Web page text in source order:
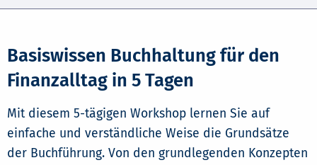
Basiswissen Buchhaltung für den
Finanzalltag in 5 Tagen
Mit diesem 5-tägigen Workshop lernen Sie auf
einfache und verständliche Weise die Grundsätze
der Buchführung. Von den grundlegenden Konzepten